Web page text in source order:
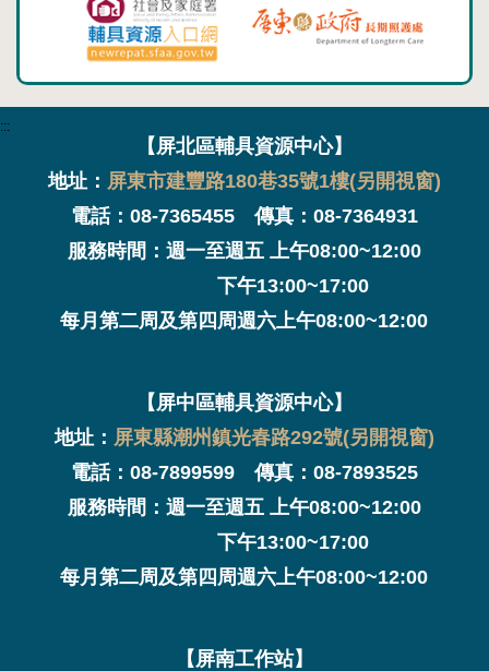
:::
【屏北區輔具資源中心】
地址： 屏東市建豐路180巷35號1樓(另開視窗)
電話：08-7365455 傳真：08-7364931
服務時間：週一至週五 上午08:00~12:00
下午13:00~17:00
每月第二周及第四周週六上午08:00~12:00
【屏中區輔具資源中心】
地址： 屏東縣潮州鎮光春路292號(另開視窗)
電話：08-7899599 傳真：08-7893525
服務時間：週一至週五 上午08:00~12:00
下午13:00~17:00
每月第二周及第四周週六上午08:00~12:00
【屏南工作站】